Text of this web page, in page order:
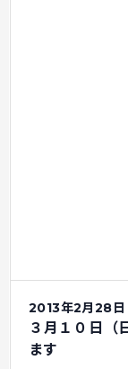
2013年2月28日
３月１０日（
ます